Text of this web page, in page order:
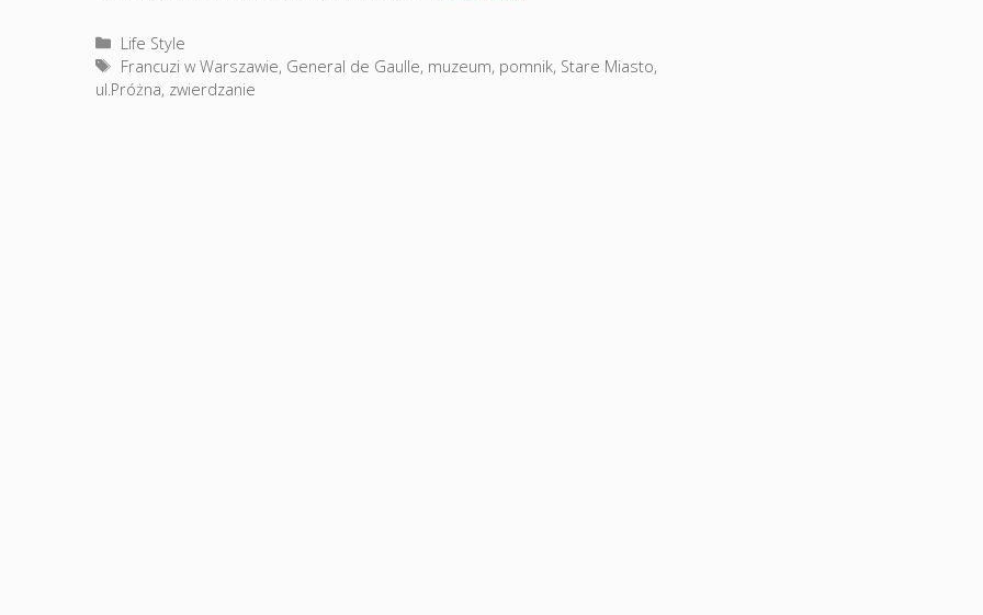
Kategorie
Life Style
Tagi
Francuzi w Warszawie, General de Gaulle, muzeum, pomnik, Stare Miasto,
ul.Próżna, zwierdzanie